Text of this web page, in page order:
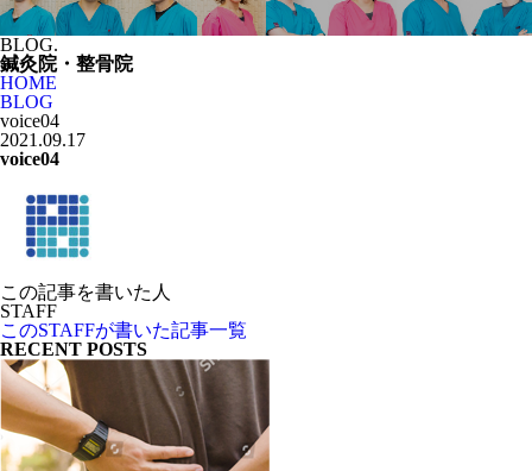
BLOG.
鍼灸院・整骨院
HOME
BLOG
voice04
2021.09.17
voice04
この記事を書いた人
STAFF
このSTAFFが書いた記事一覧
RECENT POSTS